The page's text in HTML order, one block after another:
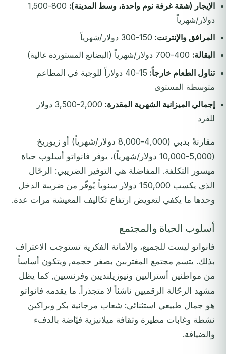
الإيجار (شقة غرفة نوم واحدة، وسط المدينة):
800-1,500
دولار/شهرياً
المرافق والإنترنت:
البقالة:
تناول الطعام خارجاً:
15-40 دولاراً للوجبة في المطاعم
متوسطة المستوى
إجمالي الميزانية الشهرية المقدرة:
2,000-3,500 دولار
للفرد
مقارنةً بدبي (4,000-8,000 دولار/شهرياً) أو زيوريخ
(5,000-10,000 دولار/شهرياً)، يوفر فانواتو أسلوب حياة
ميسور التكلفة. المفاضلة هي التوفير الضريبي: الرحّال
الذي يكسب 150,000 دولار سنوياً يُوفّر من ضريبة الدخل
وحدها ما يكفي لتعويض ارتفاع تكاليف المعيشة مرات عدة.
أسلوب الحياة والمجتمع
فانواتو ليست للجميع، والأمانة الفكرية تستوجب الاعتراف
بذلك. يتسم مجتمع المغتربين بصغر حجمه, ويتكون أساساً
من مواطنين أستراليين ونيوزيلنديين وفرنسيين, كما يظل
مشهد الرحّالة الرقميين ناشئاً لا متجذراً. ما يقدمه فانواتو
هو جمال طبيعي استثنائي: شعاب مرجانية بكر وبراكين
نشطة وغابات مطيرة وثقافة ميلانيزية فيّاضة بالدفء
والضيافة.